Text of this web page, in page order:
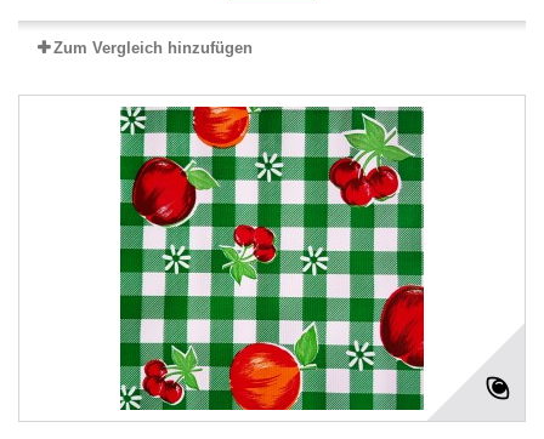
Zum Vergleich hinzufügen